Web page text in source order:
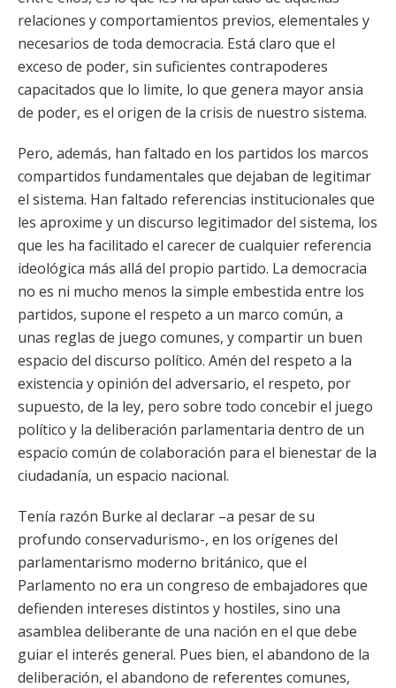
relaciones y comportamientos previos, elementales y
necesarios de toda democracia. Está claro que el
exceso de poder, sin suficientes contrapoderes
capacitados que lo limite, lo que genera mayor ansia
de poder, es el origen de la crisis de nuestro sistema.
Pero, además, han faltado en los partidos los marcos
compartidos fundamentales que dejaban de legitimar
el sistema. Han faltado referencias institucionales que
les aproxime y un discurso legitimador del sistema, los
que les ha facilitado el carecer de cualquier referencia
ideológica más allá del propio partido. La democracia
no es ni mucho menos la simple embestida entre los
partidos, supone el respeto a un marco común, a
unas reglas de juego comunes, y compartir un buen
espacio del discurso político. Amén del respeto a la
existencia y opinión del adversario, el respeto, por
supuesto, de la ley, pero sobre todo concebir el juego
político y la deliberación parlamentaria dentro de un
espacio común de colaboración para el bienestar de la
ciudadanía, un espacio nacional.
Tenía razón Burke al declarar –a pesar de su
profundo conservadurismo-, en los orígenes del
parlamentarismo moderno británico, que el
Parlamento no era un congreso de embajadores que
defienden intereses distintos y hostiles, sino una
asamblea deliberante de una nación en el que debe
guiar el interés general. Pues bien, el abandono de la
deliberación, el abandono de referentes comunes,